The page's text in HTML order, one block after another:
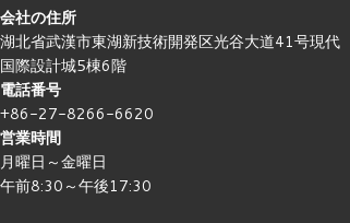
会社の住所
湖北省武漢市東湖新技術開発区光谷大道41号現代
国際設計城5棟6階
電話番号
+86-27-8266-6620
営業時間
月曜日～金曜日
午前8:30～午後17:30